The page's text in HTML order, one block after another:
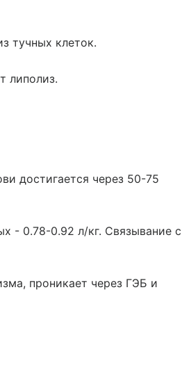
тучных клеток.
липолиз.
достигается через 50-75
- 0.78-0.92 л/кг. Связывание с
проникает через ГЭБ и